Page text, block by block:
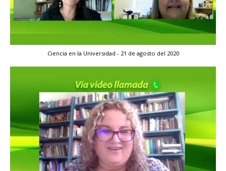
Ciencia en la Universidad - 21 de agosto del 2020